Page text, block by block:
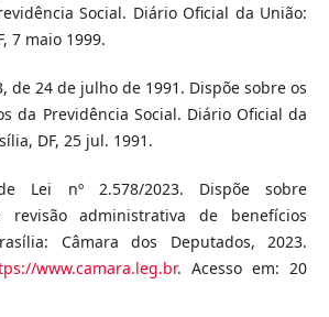
Social. Diário Oficial da União:
7 maio 1999.
de 24 de julho de 1991. Dispõe sobre os
da Previdência Social. Diário Oficial da
DF, 25 jul. 1991.
Lei nº 2.578/2023. Dispõe sobre
revisão administrativa de benefícios
Câmara dos Deputados, 2023.
www.camara.leg.br. Acesso em: 20